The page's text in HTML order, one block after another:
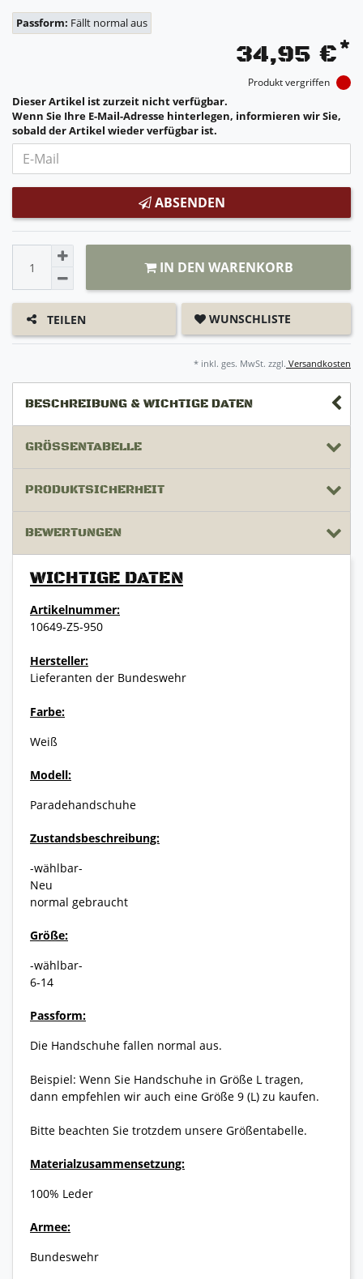
Passform: Fällt normal aus
34,95 €*
Produkt vergriffen
Dieser Artikel ist zurzeit nicht verfügbar.
Wenn Sie Ihre E-Mail-Adresse hinterlegen, informieren wir Sie,
sobald der Artikel wieder verfügbar ist.
ABSENDEN
IN DEN WARENKORB
TEILEN WUNSCHLISTE
* inkl. ges. MwSt. zzgl. Versandkosten
BESCHREIBUNG & WICHTIGE DATEN
GRÖSSENTABELLE
PRODUKTSICHERHEIT
BEWERTUNGEN
WICHTIGE DATEN
Artikelnummer:
10649-Z5-950
Hersteller:
Lieferanten der Bundeswehr
Farbe:
Weiß
Modell:
Paradehandschuhe
Zustandsbeschreibung:
-wählbar-
Neu
normal gebraucht
Größe:
-wählbar-
6-14
Passform:
Die Handschuhe fallen normal aus.
Beispiel: Wenn Sie Handschuhe in Größe L tragen,
dann empfehlen wir auch eine Größe 9 (L) zu kaufen.
Bitte beachten Sie trotzdem unsere Größentabelle.
Materialzusammensetzung:
100% Leder
Armee:
Bundeswehr